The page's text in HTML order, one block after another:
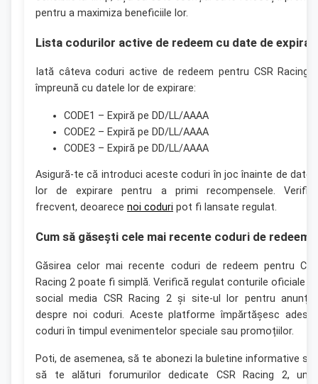
pentru a maximiza beneficiile lor.
Lista codurilor active de redeem cu date de
Iată câteva coduri active de redeem pentru CSR Racing
împreună cu datele lor de expirare:
CODE1 – Expiră pe DD/LL/AAAA
CODE2 – Expiră pe DD/LL/AAAA
CODE3 – Expiră pe DD/LL/AAAA
Asigură-te că introduci aceste coduri în joc înainte de
lor de expirare pentru a primi recompensele.
frecvent, deoarece noi coduri pot fi lansate regulat.
Cum să găsești cele mai recente coduri de redeem
Găsirea celor mai recente coduri de redeem pentru
Racing 2 poate fi simplă. Verifică regulat conturile oficiale
social media CSR Racing 2 și site-ul lor pentru
despre noi coduri. Aceste platforme împărtășesc
coduri în timpul evenimentelor speciale sau promoțiilor.
Poti, de asemenea, să te abonezi la buletine informative
să te alături forumurilor dedicate CSR Racing 2,